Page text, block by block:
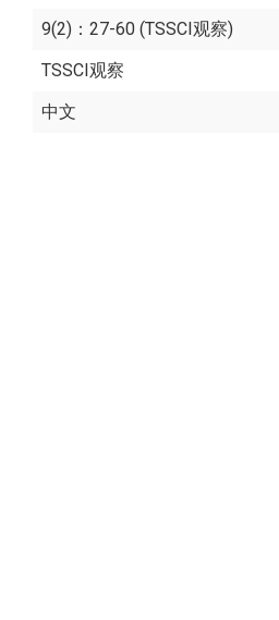
9(2)：27-60 (TSSCI观察)
TSSCI观察
中文